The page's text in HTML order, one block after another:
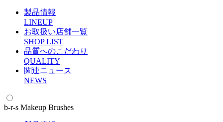
製品情報
LINEUP
お取扱い店舗一覧
SHOP LIST
品質へのこだわり
QUALITY
関連ニュース
NEWS
b-r-s Makeup Brushes